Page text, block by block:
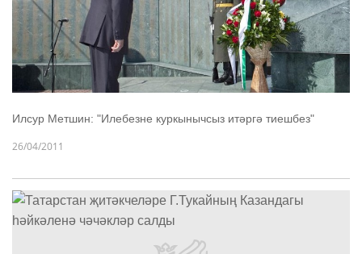
Илсур Метшин: "Илебезне куркынычсыз итәргә тиешбез"
26/04/2011